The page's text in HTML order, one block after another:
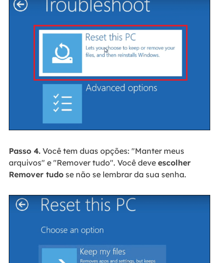
Passo 4.Você tem duas opções: "Manter meus
arquivos" e "Remover tudo". Você deve escolher
Remover tudose não se lembrar da sua senha.